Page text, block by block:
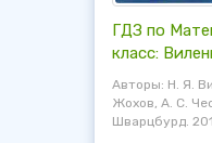
ГДЗ по
класс:
Авторы: Н. Я.
Жохов, А. С.
Шварцбурд.